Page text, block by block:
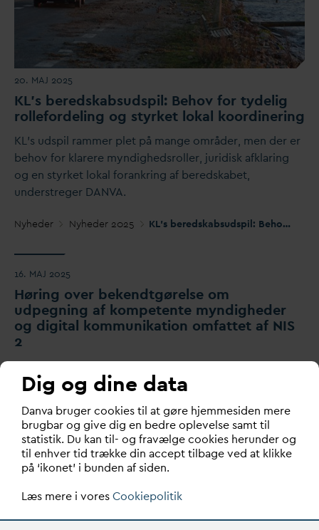
20. MAJ 2025
KL's beredskabsudspil: Behov for tydelig
rollefordeling og styrket lokal koordinering
KL’s udspil rammer plet på mange områder, men der er
behov for klarere myndighedsroller, juridisk afklaring
og en styrket lokal forankring af beredskabet,
understreger DANVA.
Nyheder Nyheder 2025 KL's beredskabsudspil: Behov for tydelig rollefordeling og styrket lokal koordinering
16. MAJ 2025
Høring over bekendtgørelse om
udpegning af kompetente myndigheder
og digital kommunikation omfattet af NIS
2
Høringssvar Høringssvar Høringssvar 2025
Høring over bekendtgørelse om udpegning af kompetente myndigheder og digital kommunikation omfattet af NIS 2
Dig og dine data
Danva bruger cookies til at gøre hjemmesiden mere
brugbar og give dig en bedre oplevelse samt til
statistik. Du kan til- og fravælge cookies herunder og
til enhver tid trække din accept tilbage ved at klikke
på ‘ikonet’ i bunden af siden.
Læs mere i voresCookiepolitik